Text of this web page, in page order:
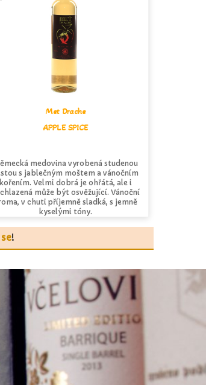
Met Drache
APPLE SPICE
medovina vyrobená studenou
s jablečným moštem a vánočním
kořením. Velmi dobrá je ohřátá, ale i
může být osvěžující. Vánoční
v chuti příjemně sladká, s jemně
kyselými tóny.
!